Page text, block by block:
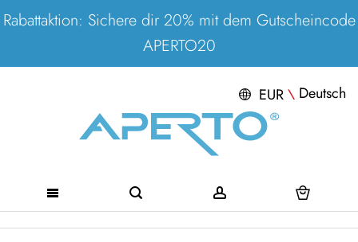
Rabattaktion: Sichere dir 20% mit dem Gutscheincode
APERTO20
EUR\ Deutsch
Direkt